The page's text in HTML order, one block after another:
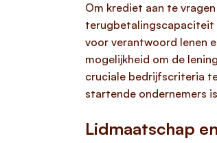
Om krediet aan te vragen
terugbetalingscapaciteit
voor verantwoord lenen
mogelijkheid om de
cruciale bedrijfscriteria
startende ondernemers
Lidmaatschap